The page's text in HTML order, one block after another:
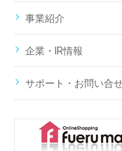
事業紹介
企業・IR情報
サポート・お問い合